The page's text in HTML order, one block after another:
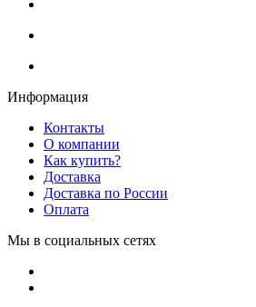
Информация
Контакты
О компании
Как купить?
Доставка
Доставка по России
Оплата
Мы в социальных сетях